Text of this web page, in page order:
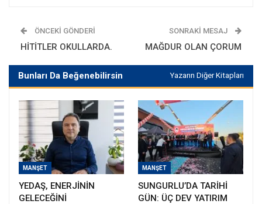
ÖNCEKI GÖNDERI
HİTİTLER OKULLARDA.
SONRAKI MESAJ
MAĞDUR OLAN ÇORUM
Bunları Da Beğenebilirsin Yazarın Diğer Kitapları
MANŞET
YEDAŞ, ENERJİNİN
GELECEĞİNİ
MANŞET
SUNGURLU’DA TARİHİ
GÜN: ÜÇ DEV YATIRIM